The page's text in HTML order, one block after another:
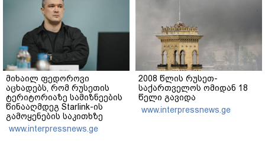
მიხაილ ფედოროვი
აცხადებს, რომ რუსეთის
ტერიტორიაზე სამიზნეების
წინააღმდეგ Starlink-ის
გამოყენების საკითხზე
ილონ მასკთან
მოლაპარაკებებს
www.interpressnews.ge
2008 წლის რუსეთ-
საქართველოს ომიდან 18
წელი გავიდა
www.interpressnews.ge